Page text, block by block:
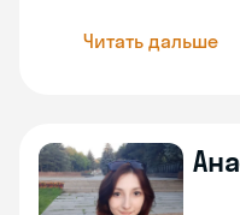
Читать дальше